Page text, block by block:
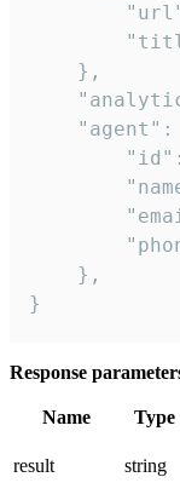
    },
"agent":
    },
}
Response
Name Type
result string